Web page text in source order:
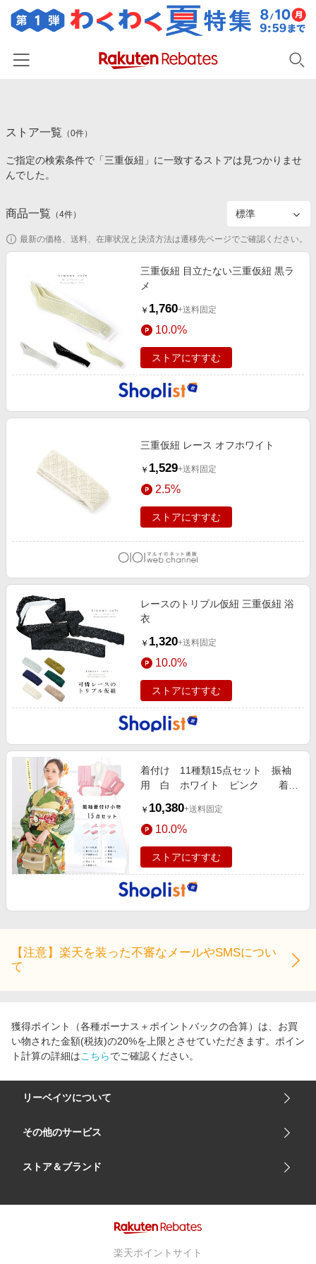
カテゴリー一覧
百貨店・総合ECモール
食品・スイーツ・お酒
コスメ・健康・医薬品
キッズ・ベビー用品
家電・PC・スマホ・カメラ
スポーツ・アウトドア・ゴルフ
インテリア・寝具
旅行・レジャー・ホテル予約
金融・マネー・保険
デジタルコンテンツ
ビジネス・その他サービス
イベント一覧
初回購入者限定特典
対象ストア新規限定特典
電子書籍特集
楽天ペイ導入ストア
楽天サービス特集
旅行特集
お中元特集2026
Apple公式サイト×楽天カード分割払い
Qoo10メガポ
ストア一覧 （0件）
ご指定の検索条件で「三重仮紐」に一致するストアは見つかりませ
んでした。
商品一覧 （4件）
最新の価格、送料、在庫状況と決済方法は遷移先ページでご確認ください。
三重仮紐 目立たない三重仮紐 黒ラ
メ
￥ 1,760+送料固定
10.0%
ストアにすすむ
三重仮紐 レース オフホワイト
￥ 1,529+送料固定
2.5%
ストアにすすむ
レースのトリプル仮紐 三重仮紐 浴
衣
￥ 1,320+送料固定
10.0%
ストアにすすむ
着付け 11種類15点セット 振袖
用 白 ホワイト ピンク 着付
￥ 10,380+送料固定
10.0%
ストアにすすむ
【注意】楽天を装った不審なメールやSMSについ
て
獲得ポイント（各種ボーナス＋ポイントバックの合算）は、お買
い物された金額(税抜)の20%を上限とさせていただきます。ポイン
ト計算の詳細はこちらでご確認ください。
リーベイツについて
会社概要
サイトマップ
リーベイツ ポイントアシスト
その他のサービス
楽天市場
ストア＆ブランド
楽天ポイントサイト